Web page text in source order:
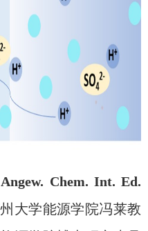
Angew. Chem. Int. Ed.
大学能源学院冯莱教